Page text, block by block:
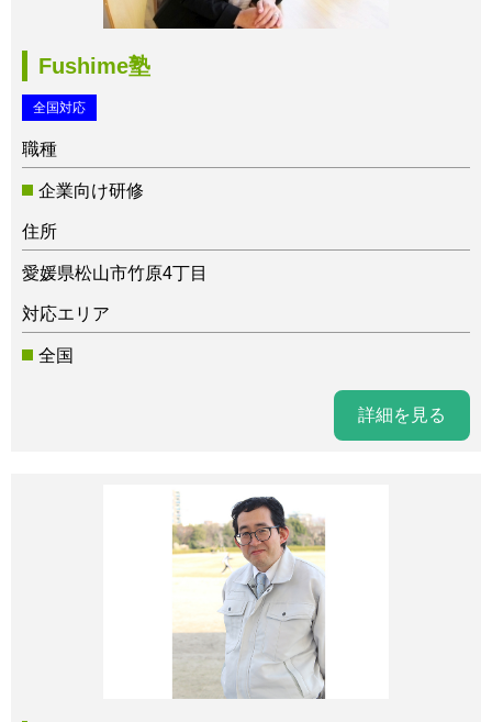
Fushime塾
全国対応
職種
企業向け研修
住所
愛媛県松山市竹原4丁目
対応エリア
全国
詳細を見る